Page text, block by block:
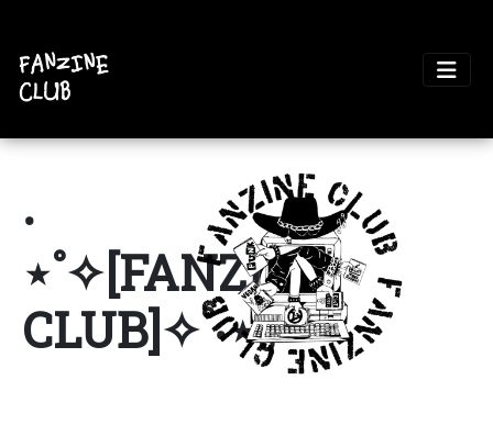
‧
⋆˚✧[FANZINE
CLUB]✧˚‧⋆｡˚